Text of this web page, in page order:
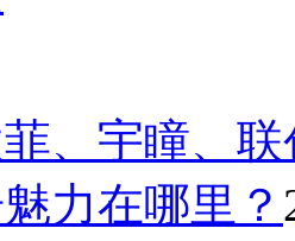
、宇瞳、
力在哪里？